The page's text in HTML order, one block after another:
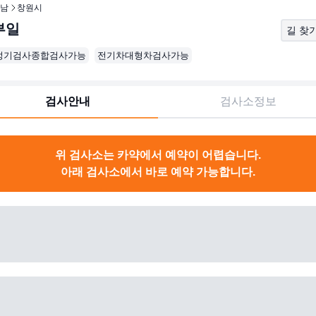
창원시
일 길 찾
기검사종합검사가능 전기차대형차검사가능
검사안내 검사소정보
위 검사소는 카약에서 예약이 어렵습니다.
아래 검사소에서 바로 예약 가능합니다.